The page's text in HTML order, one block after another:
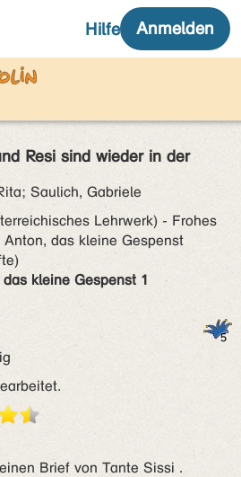
Resi sind wieder in der
Saulich, Gabriele
Lehrwerk) - Frohes
Anton, das kleine Gespenst
kleine Gespenst 1
Brief von Tante Sissi .